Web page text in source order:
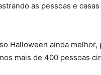
as pessoas e
Halloween ainda
mais de 400 pessoas